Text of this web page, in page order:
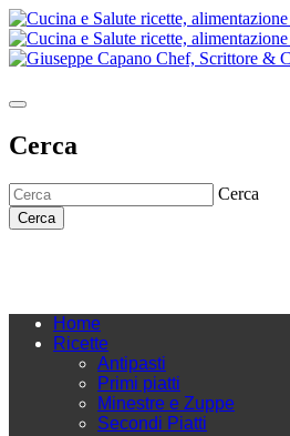
Cerca
Cerca
Cerca
Home
Ricette
Antipasti
Primi piatti
Minestre e Zuppe
Secondi Piatti